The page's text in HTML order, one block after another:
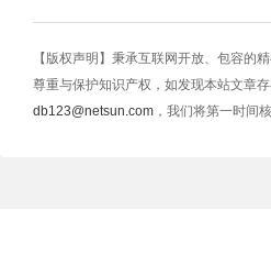
【版权声明】秉承互联网开放、包容的
尊重与保护知识产权，如发现本站文章
db123@netsun.com ，我们将第一时间